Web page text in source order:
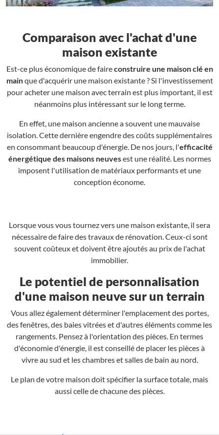
Comparaison avec l'achat d'une
maison existante
Est-ce plus économique de faireconstruire une maison clé en
mainque d'acquérir une maison existante ? Si l'investissement
pour acheter une maison avec terrain est plus important, il est
néanmoins plus intéressant sur le long terme.
En effet, une maison ancienne a souvent une mauvaise
isolation. Cette dernière engendre des coûts supplémentaires
en consommant beaucoup d'énergie. De nos jours, l'efficacité
énergétique des maisons neuvesest une réalité. Les normes
imposent l'utilisation de matériaux performants et une
conception économe.
Lorsque vous vous tournez vers une maison existante, il sera
nécessaire de faire des travaux de rénovation. Ceux-ci sont
souvent coûteux et doivent être ajoutés au prix de l'achat
immobilier.
Le potentiel de personnalisation
d'une maison neuve sur un terrain
Vous allez également déterminer l'emplacement des portes,
des fenêtres, des baies vitrées et d'autres éléments comme les
rangements. Pensez à l'orientation des pièces. En termes
d'économie d'énergie, il est conseillé de placer les pièces à
vivre au sud et les chambres et salles de bain au nord.
Le plan de votre maison doit spécifier la surface totale, mais
aussi celle de chacune des pièces.